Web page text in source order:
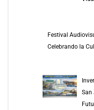
Festival
Celebrando la
San